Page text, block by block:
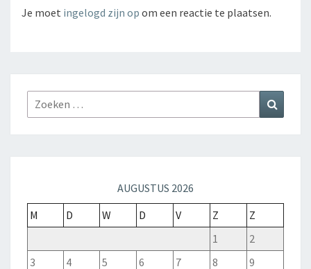
Je moet ingelogd zijn op om een reactie te plaatsen.
AUGUSTUS 2026
M
D W D V Z
Z
1
2
3
4 5 6 7 8 9